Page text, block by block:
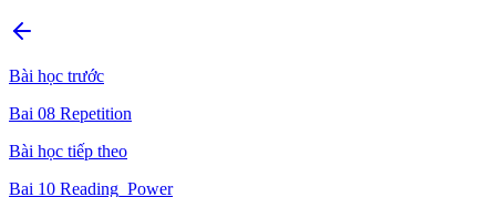
Bài học trước
Bai 08 Repetition
Bài học tiếp theo
Bai 10 Reading_Power